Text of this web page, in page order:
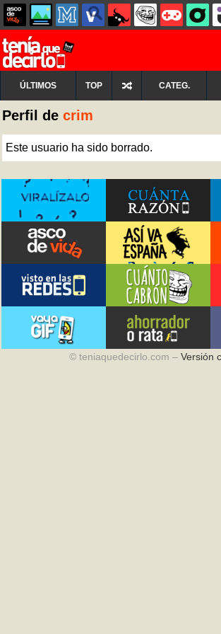
ÚLTIMOS TOP CATEG.
Perfil de crim
Este usuario ha sido borrado.
© teniaquedecirlo.com – Versión